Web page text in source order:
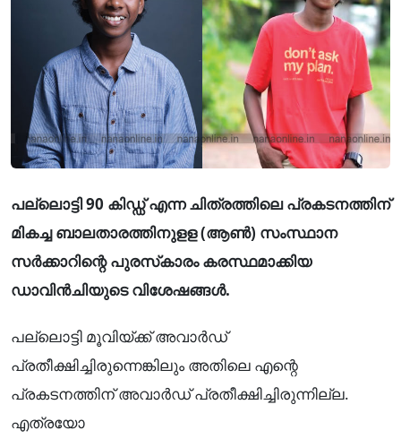
പല്ലൊട്ടി 90 കിഡ്ഡ് എന്ന ചിത്രത്തിലെ പ്രകടനത്തിന്
മികച്ച ബാലതാരത്തിനുളള (ആൺ) സംസ്ഥാന
സർക്കാറിന്റെ പുരസ്‌കാരം കരസ്ഥമാക്കിയ
ഡാവിൻചിയുടെ വിശേഷങ്ങൾ.
പല്ലൊട്ടി മൂവിയ്ക്ക് അവാർഡ്
പ്രതീക്ഷിച്ചിരുന്നെങ്കിലും അതിലെ എന്റെ
പ്രകടനത്തിന് അവാർഡ് പ്രതീക്ഷിച്ചിരുന്നില്ല.
എത്രയോ